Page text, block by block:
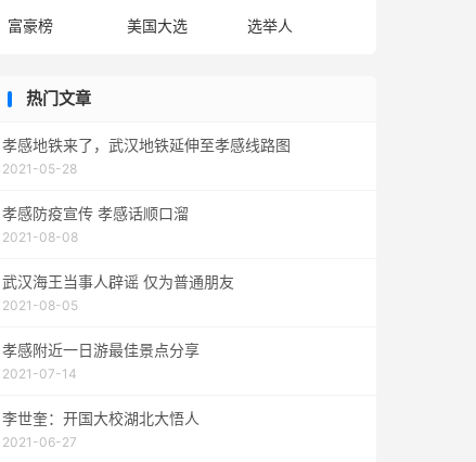
富豪榜
美国大选 选举人
热门文章
孝感地铁来了，武汉地铁延伸至孝感线路图
2021-05-28
孝感防疫宣传 孝感话顺口溜
2021-08-08
武汉海王当事人辟谣 仅为普通朋友
2021-08-05
孝感附近一日游最佳景点分享
2021-07-14
李世奎：开国大校湖北大悟人
2021-06-27